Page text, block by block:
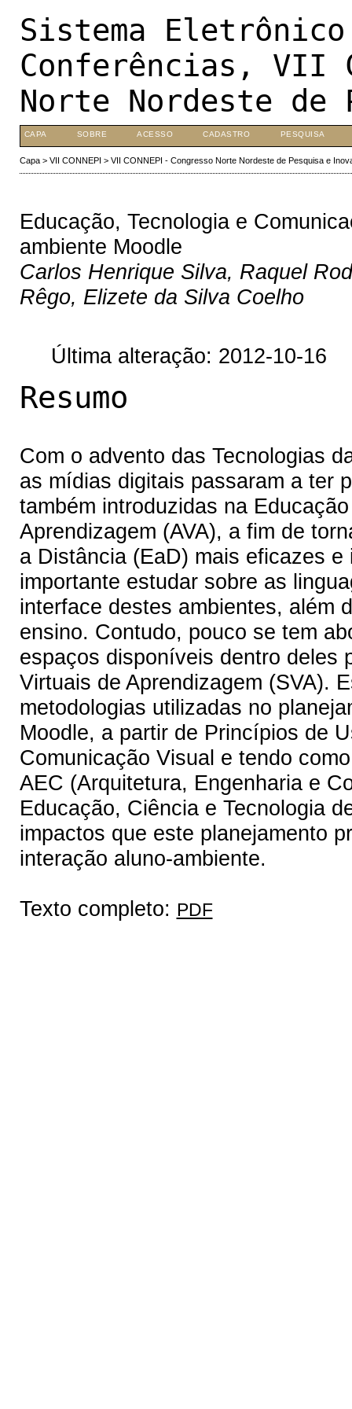
Sistema
Conferências, VII
Norte Nordeste de
CAPA SOBRE ACESSO CADASTRO PESQUISA
Capa> VII CONNEPI > VII CONNEPI - Congresso Norte Nordeste de Pesquisa e
Educação, Tecnologia e
ambiente Moodle
Carlos Henrique Silva, Raquel
Rêgo, Elizete da Silva Coelho
Última alteração: 2012-10-16
Resumo
Com o advento das Tecnologias
as mídias digitais passaram a ter
também introduzidas na
Aprendizagem (AVA), a fim de
a Distância (EaD) mais eficazes
importante estudar sobre as
interface destes ambientes, além
ensino. Contudo, pouco se tem
espaços disponíveis dentro deles
Virtuais de Aprendizagem (SVA).
metodologias utilizadas no
Moodle, a partir de Princípios de
Comunicação Visual e tendo
AEC (Arquitetura, Engenharia e
Educação, Ciência e Tecnologia
impactos que este planejamento
interação aluno-ambiente.
Texto completo: PDF